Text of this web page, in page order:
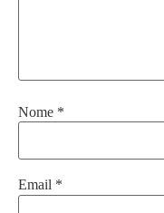
Nome *
Email *